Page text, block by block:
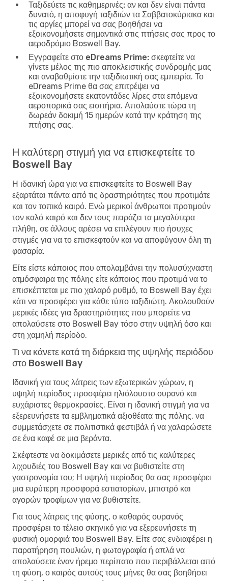
Ταξιδεύετε τις καθημερινές: αν και δεν είναι πάντα
δυνατό, η αποφυγή ταξιδιών τα Σαββατοκύριακα και
τις αργίες μπορεί να σας βοηθήσει να
εξοικονομήσετε σημαντικά στις πτήσεις σας προς το
αεροδρόμιο Boswell Bay.
Εγγραφείτε στο eDreams Prime: σκεφτείτε να
γίνετε μέλος της πιο αποκλειστικής συνδρομής μας
και αναβαθμίστε την ταξιδιωτική σας εμπειρία. Το
eDreams Prime θα σας επιτρέψει να
εξοικονομήσετε εκατοντάδες λίρες στα επόμενα
αεροπορικά σας εισιτήρια. Απολαύστε τώρα τη
δωρεάν δοκιμή 15 ημερών κατά την κράτηση της
πτήσης σας.
Η καλύτερη στιγμή για να επισκεφτείτε το
Boswell Bay
Η ιδανική ώρα για να επισκεφτείτε το Boswell Bay
εξαρτάται πάντα από τις δραστηριότητες που προτιμάτε
και τον τοπικό καιρό. Ενώ μερικοί άνθρωποι προτιμούν
τον καλό καιρό και δεν τους πειράζει τα μεγαλύτερα
πλήθη, σε άλλους αρέσει να επιλέγουν πιο ήσυχες
στιγμές για να το επισκεφτούν και να αποφύγουν όλη τη
φασαρία.
Είτε είστε κάποιος που απολαμβάνει την πολυσύχναστη
ατμόσφαιρα της πόλης είτε κάποιος που προτιμά να το
επισκέπτεται με πιο χαλαρό ρυθμό, το Boswell Bay έχει
κάτι να προσφέρει για κάθε τύπο ταξιδιώτη. Ακολουθούν
μερικές ιδέες για δραστηριότητες που μπορείτε να
απολαύσετε στο Boswell Bay τόσο στην υψηλή όσο και
στη χαμηλή περίοδο.
Τι να κάνετε κατά τη διάρκεια της υψηλής περιόδου
στο Boswell Bay
Ιδανική για τους λάτρεις των εξωτερικών χώρων, η
υψηλή περίοδος προσφέρει ηλιόλουστο ουρανό και
ευχάριστες θερμοκρασίες. Είναι η ιδανική στιγμή για να
εξερευνήσετε τα εμβληματικά αξιοθέατα της πόλης, να
συμμετάσχετε σε πολιτιστικά φεστιβάλ ή να χαλαρώσετε
σε ένα καφέ σε μια βεράντα.
Σκέφτεστε να δοκιμάσετε μερικές από τις καλύτερες
λιχουδιές του Boswell Bay και να βυθιστείτε στη
γαστρονομία του; Η υψηλή περίοδος θα σας προσφέρει
μια ευρύτερη προσφορά εστιατορίων, μπιστρό και
αγορών τροφίμων για να βυθιστείτε.
Για τους λάτρεις της φύσης, ο καθαρός ουρανός
προσφέρει το τέλειο σκηνικό για να εξερευνήσετε τη
φυσική ομορφιά του Boswell Bay. Είτε σας ενδιαφέρει η
παρατήρηση πουλιών, η φωτογραφία ή απλά να
απολαύσετε έναν ήρεμο περίπατο που περιβάλλεται από
τη φύση, ο καιρός αυτούς τους μήνες θα σας βοηθήσει